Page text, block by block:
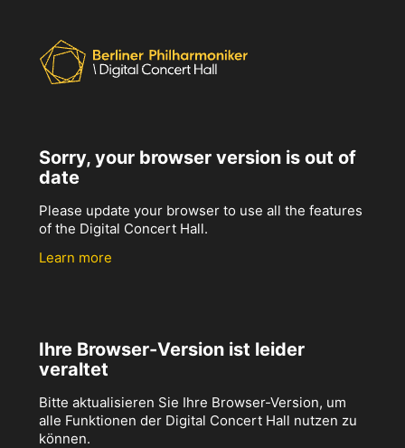
Sorry, your browser version is out of
date
Please update your browser to use all the features
of the Digital Concert Hall.
Learn more
Ihre Browser-Version ist leider
veraltet
Bitte aktualisieren Sie Ihre Browser-Version, um
alle Funktionen der Digital Concert Hall nutzen zu
können.